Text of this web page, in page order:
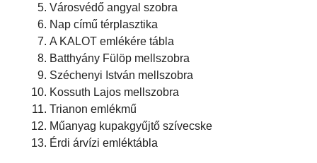
Városvédő angyal szobra
Nap című térplasztika
A KALOT emlékére tábla
Batthyány Fülöp mellszobra
Széchenyi István mellszobra
Kossuth Lajos mellszobra
Trianon emlékmű
Műanyag kupakgyűjtő szívecske
Érdi árvízi emléktábla